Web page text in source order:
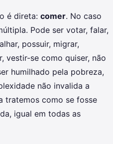
é direta: comer. No caso
Pode ser votar, falar,
possuir, migrar,
vestir-se como quiser, não
humilhado pela pobreza,
não invalida a
tratemos como se fosse
igual em todas as